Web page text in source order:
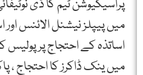
پراسیکیوشن ٹیم کا ڈی
میں پیپلز نیشنل الائنس اور
اساتذہ کے احتجاج پر پولیس
میں ینک ڈاکرز کا احتجاج ،